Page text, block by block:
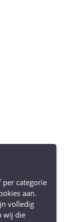
per categorie
aan.
volledig
wij die